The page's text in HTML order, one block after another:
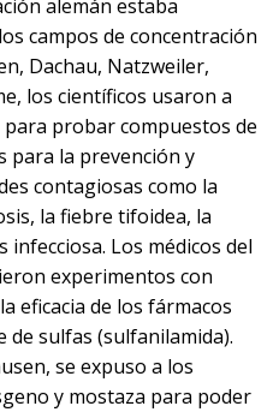
alemán estaba
campos de concentración
Dachau, Natzweiler,
los científicos usaron a
probar compuestos de
para la prevención y
contagiosas como la
la fiebre tifoidea, la
Los médicos del
experimentos con
eficacia de los fármacos
de sulfas (sulfanilamida).
se expuso a los
y mostaza para poder